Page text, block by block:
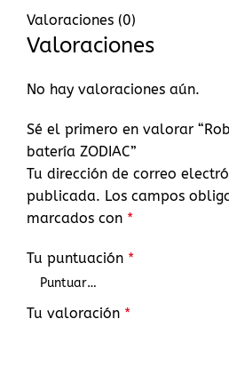
Valoraciones (0)
Valoraciones
No hay valoraciones aún.
Sé el primero en valorar
batería ZODIAC”
Tu dirección de correo
publicada. Los campos
marcados con *
Tu puntuación *
Tu valoración *